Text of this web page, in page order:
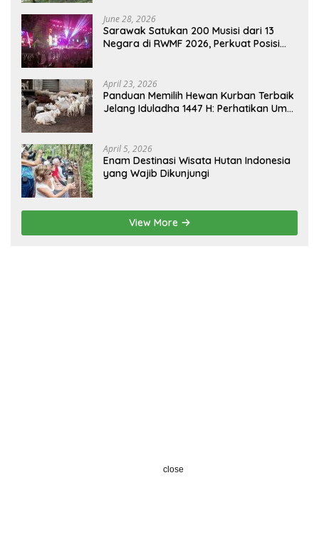
June 28, 2026
Sarawak Satukan 200 Musisi dari 13
Negara di RWMF 2026, Perkuat Posisi
April 23, 2026
Panduan Memilih Hewan Kurban Terbaik
Jelang Iduladha 1447 H: Perhatikan Umur
April 5, 2026
Enam Destinasi Wisata Hutan Indonesia
yang Wajib Dikunjungi
View More
close